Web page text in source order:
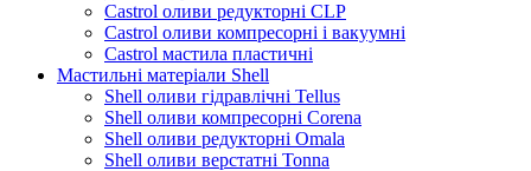
Castrol оливи редукторні CLP
Castrol оливи компресорні і вакуумні
Castrol мастила пластичні
Мастильні матеріали Shell
Shell оливи гідравлічні Tellus
Shell оливи компресорні Corena
Shell оливи редукторні Omala
Shell оливи верстатні Tonna